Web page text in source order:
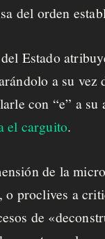
del orden
Estado
a su vez
con “e” a
el carguito.
de la
o proclives a
de